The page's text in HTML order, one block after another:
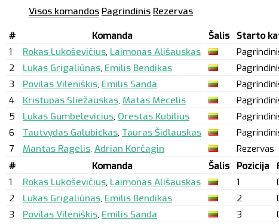
Visos komandos Pagrindinis Rezervas
# Komanda Šalis Starto
1
Rokas Lukoševičius, Laimonas Ališauskas
2
Lukas Grigaliūnas, Emilis Bendikas
3
Povilas Vileniškis, Emilis Sanda
4
Kristupas Sliežauskas, Matas Mecelis
5
Lukas Gumbelevicius, Orestas Kubilius
6
Tautvydas Galubickas, Tauras Šidlauskas
7
Mantas Ragelis, Adrian Korčagin Rezervas
#
Komanda Šalis Pozicija
1
Rokas Lukoševičius, Laimonas Ališauskas 1
2
Lukas Grigaliūnas, Emilis Bendikas 2
3
Povilas Vileniškis, Emilis Sanda 3